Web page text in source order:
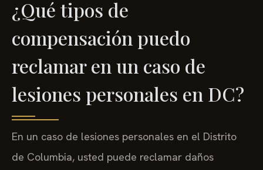
¿Qué tipos de
compensación puedo
reclamar en un caso de
lesiones personales en DC?
En un caso de lesiones personales en el Distrito
de Columbia, usted puede reclamar daños